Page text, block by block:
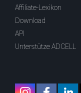
Affiliate-Lexikon
Download
API
Unterstütze ADCELL